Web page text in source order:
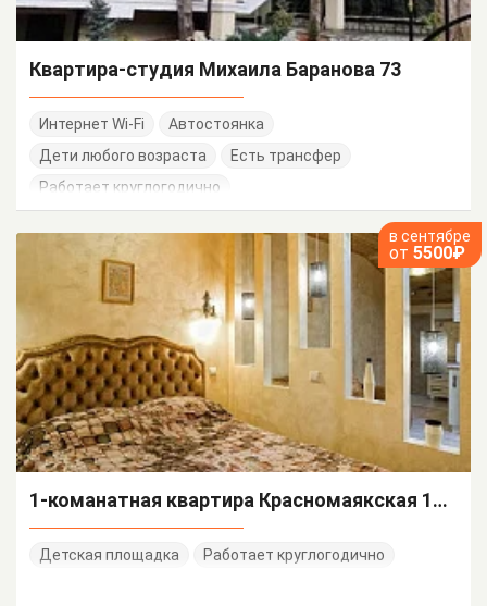
Квартира-студия Михаила Баранова 73
Интернет Wi-Fi
Автостоянка
Дети любого возраста
Есть трансфер
Работает круглогодично
в сентябре
от 5500₽
1-команатная квартира Красномаякская 18/Е кв 24
Детская площадка Работает круглогодично